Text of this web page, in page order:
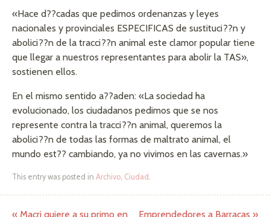
«Hace d??cadas que pedimos ordenanzas y leyes
nacionales y provinciales ESPECIFICAS de sustituci??n y
abolici??n de la tracci??n animal este clamor popular tiene
que llegar a nuestros representantes para abolir la TAS»,
sostienen ellos.
En el mismo sentido a??aden: «La sociedad ha
evolucionado, los ciudadanos pedimos que se nos
represente contra la tracci??n animal, queremos la
abolici??n de todas las formas de maltrato animal, el
mundo est?? cambiando, ya no vivimos en las cavernas.»
This entry was posted in Archivo, Ciudad .
« Macri quiere a su primo en
Emprendedores a Barracas »